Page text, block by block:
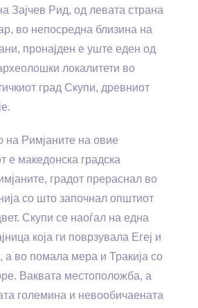
Зајчев Рид, од левата страна
во непосредна близина на
пронајден е уште еден од
локалитети во
град Скупи, древниот
на Римјаните на овие
е македонска градска
градот прераснал во
со што започнал општиот
Скупи се наоѓал на една
која ги поврзувала Егеј и
во помала мера и Тракија со
Ваквата местоположба, а
големина и невообичаената